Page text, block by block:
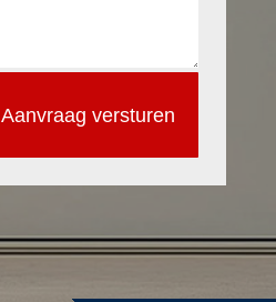
Aanvraag versturen